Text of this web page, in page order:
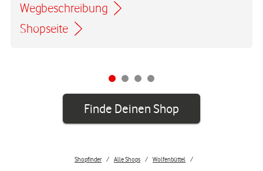
Wegbeschreibung
Link öffnet in einem neuen Tab
Shopseite
Finde Deinen Shop
Shopfinder Alle Shops Wolfenbüttel